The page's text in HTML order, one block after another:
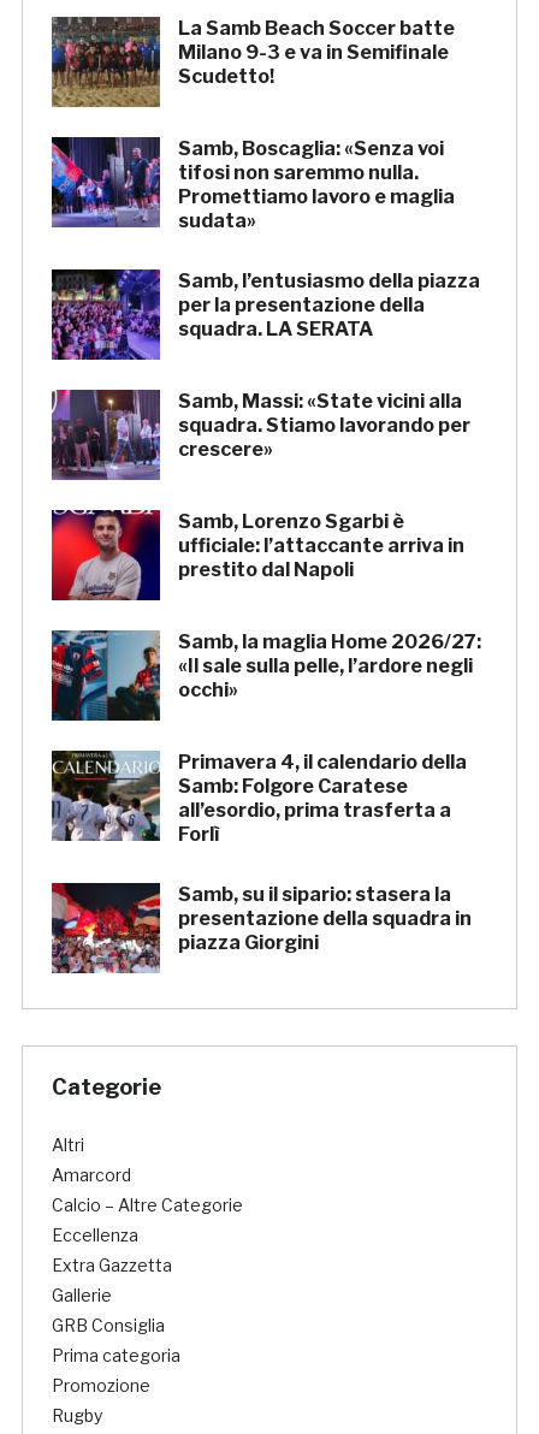
La Samb Beach Soccer batte
Milano 9-3 e va in Semifinale
Scudetto!
Samb, Boscaglia: «Senza voi
tifosi non saremmo nulla.
Promettiamo lavoro e maglia
sudata»
Samb, l’entusiasmo della piazza
per la presentazione della
squadra. LA SERATA
Samb, Massi: «State vicini alla
squadra. Stiamo lavorando per
crescere»
Samb, Lorenzo Sgarbi è
ufficiale: l’attaccante arriva in
prestito dal Napoli
Samb, la maglia Home 2026/27:
«Il sale sulla pelle, l’ardore negli
occhi»
Primavera 4, il calendario della
Samb: Folgore Caratese
all’esordio, prima trasferta a
Forlì
Samb, su il sipario: stasera la
presentazione della squadra in
piazza Giorgini
Categorie
Altri
Amarcord
Calcio – Altre Categorie
Eccellenza
Extra Gazzetta
Gallerie
GRB Consiglia
Prima categoria
Promozione
Rugby